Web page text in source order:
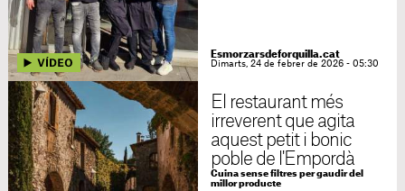
Esmorzarsdeforquilla.cat
Dimarts, 24 de febrer de 2026 - 05:30
El restaurant més
irreverent que agita
aquest petit i bonic
poble de l'Empordà
Cuina sense filtres per gaudir del
millor producte